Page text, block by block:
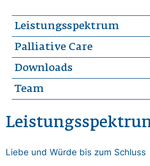
Leistungsspektrum
Palliative Care
Downloads
Team
Liebe und Würde bis zum Schluss